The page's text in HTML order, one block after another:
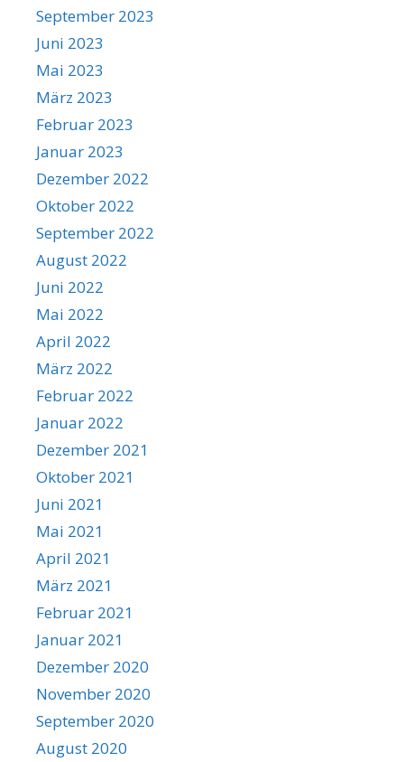
September 2023
Juni 2023
Mai 2023
März 2023
Februar 2023
Januar 2023
Dezember 2022
Oktober 2022
September 2022
August 2022
Juni 2022
Mai 2022
April 2022
März 2022
Februar 2022
Januar 2022
Dezember 2021
Oktober 2021
Juni 2021
Mai 2021
April 2021
März 2021
Februar 2021
Januar 2021
Dezember 2020
November 2020
September 2020
August 2020